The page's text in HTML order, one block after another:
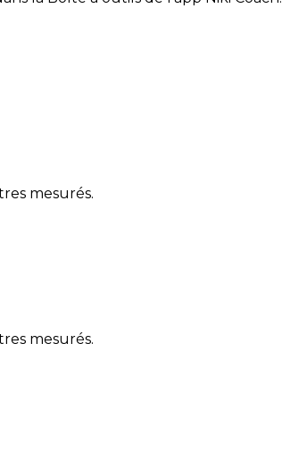
mesurés.
mesurés.